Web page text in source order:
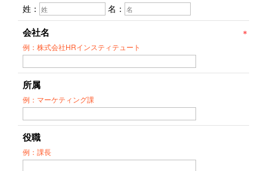
姓： 名：
会社名
例：株式会社HRインスティテュート
所属
例：マーケティング課
役職
例：課長